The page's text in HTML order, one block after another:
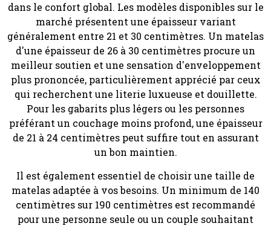
dans le confort global. Les modèles disponibles sur le
marché présentent une épaisseur variant
généralement entre 21 et 30 centimètres. Un matelas
d'une épaisseur de 26 à 30 centimètres procure un
meilleur soutien et une sensation d'enveloppement
plus prononcée, particulièrement apprécié par ceux
qui recherchent une literie luxueuse et douillette.
Pour les gabarits plus légers ou les personnes
préférant un couchage moins profond, une épaisseur
de 21 à 24 centimètres peut suffire tout en assurant
un bon maintien.
Il est également essentiel de choisir une taille de
matelas adaptée à vos besoins. Un minimum de 140
centimètres sur 190 centimètres est recommandé
pour une personne seule ou un couple souhaitant